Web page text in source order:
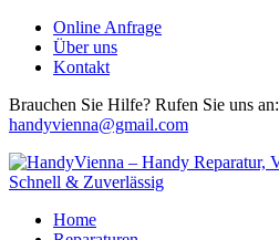
Online Anfrage
Über uns
Kontakt
Brauchen Sie Hilfe? Rufen Sie uns an:
handyvienna@gmail.com
Home